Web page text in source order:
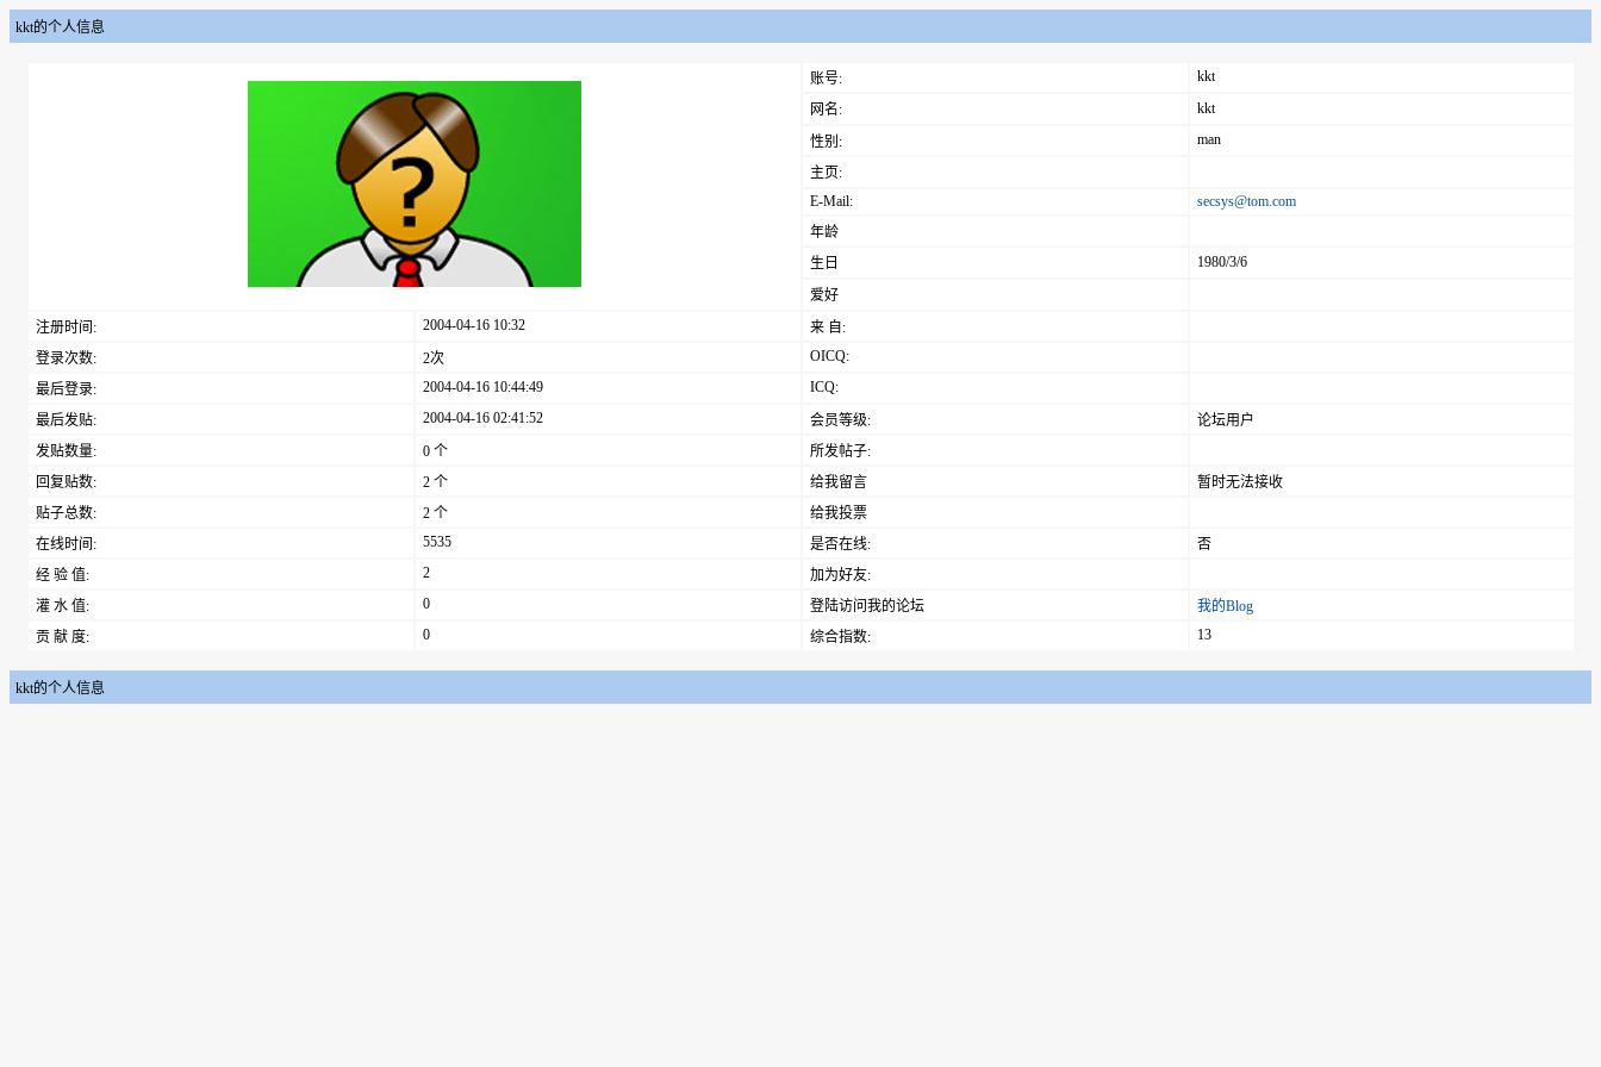
kkt的个人信息
账号:
kkt
网名:
kkt
性别:
man
主页:
E-Mail:
secsys@tom.com
年龄
生日
1980/3/6
爱好
注册时间:
2004-04-16 10:32
来 自:
登录次数:
2次
OICQ:
最后登录:
2004-04-16 10:44:49
ICQ:
最后发贴:
2004-04-16 02:41:52 会员等级:
论坛用户
发贴数量:
0 个
所发帖子:
回复贴数:
2 个 给我留言
暂时无法接收
贴子总数:
2 个
给我投票
在线时间:
5535 是否在线:
否
经 验 值:
2
加为好友:
灌 水 值:
0 登陆访问我的论坛
我的Blog
贡 献 度:
0 综合指数: 13
kkt的个人信息